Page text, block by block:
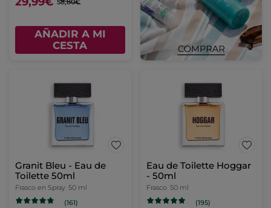
58,80€
AÑADIR A MI
CESTA
Granit Bleu - Eau de
Toilette 50ml
Frasco en Spray 50 ml
(161)
Eau de Toilette Hoggar
- 50ml
Frasco 50 ml
(195)